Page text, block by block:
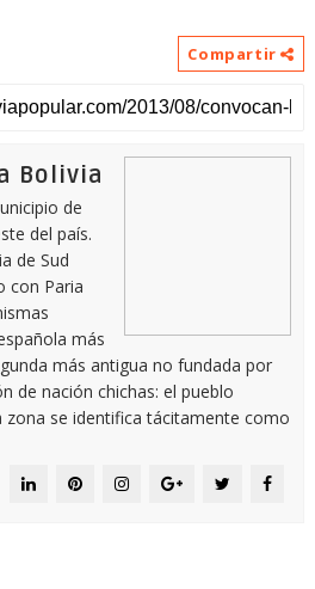
Compartir
Bolivia
de
del país.
de Sud
con Paria
más
más antigua no fundada por
de nación chichas: el pueblo
se identifica tácitamente como